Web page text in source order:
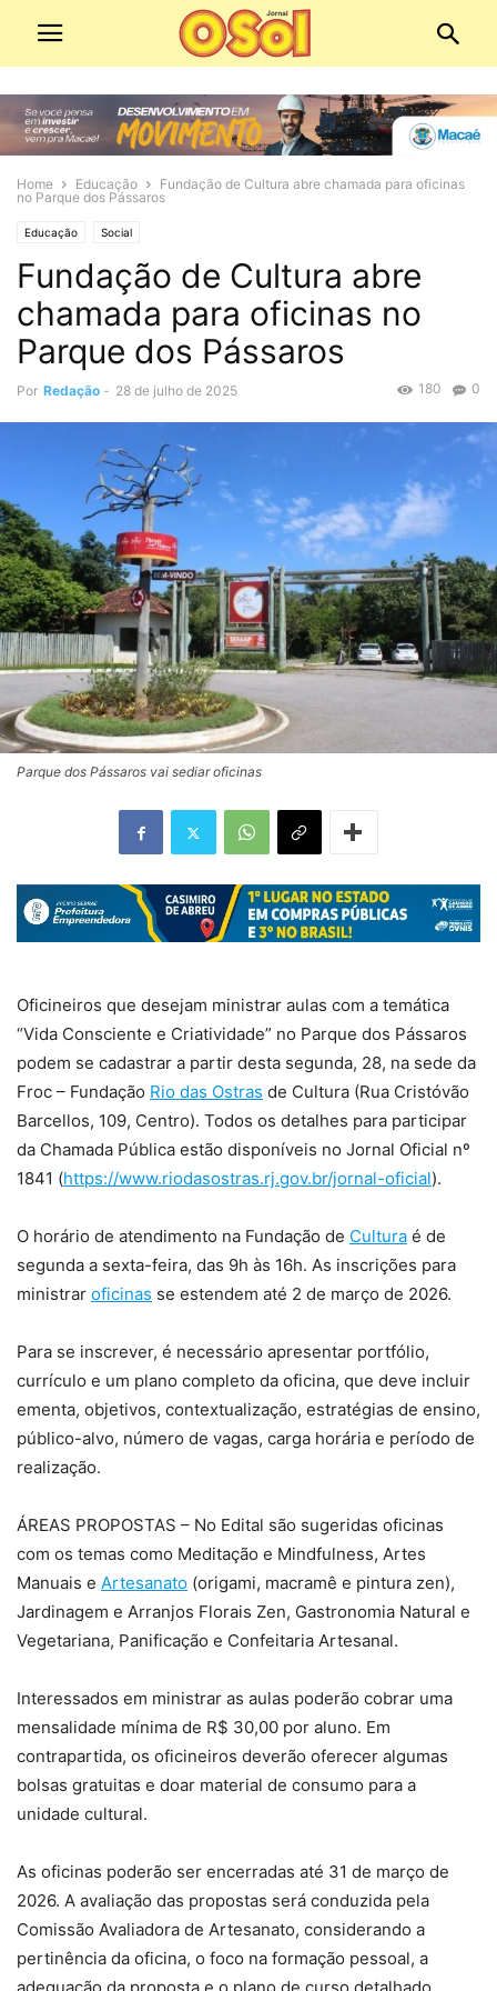
Home Educação
Fundação de Cultura abre chamada para oficinas
no Parque dos Pássaros
Educação Social
Fundação de Cultura abre
chamada para oficinas no
Parque dos Pássaros
Por Redação - 28 de julho de 2025 0
180
Parque dos Pássaros vai sediar oficinas
Oficineiros que desejam ministrar aulas com a temática
“Vida Consciente e Criatividade” no Parque dos Pássaros
podem se cadastrar a partir desta segunda, 28, na sede da
Froc – Fundação Rio das Ostras de Cultura (Rua Cristóvão
Barcellos, 109, Centro). Todos os detalhes para participar
da Chamada Pública estão disponíveis no Jornal Oficial nº
1841 (https://www.riodasostras.rj.gov.br/jornal-oficial).
O horário de atendimento na Fundação de Cultura é de
segunda a sexta-feira, das 9h às 16h. As inscrições para
ministrar oficinas se estendem até 2 de março de 2026.
Para se inscrever, é necessário apresentar portfólio,
currículo e um plano completo da oficina, que deve incluir
ementa, objetivos, contextualização, estratégias de ensino,
público-alvo, número de vagas, carga horária e período de
realização.
ÁREAS PROPOSTAS – No Edital são sugeridas oficinas
com os temas como Meditação e Mindfulness, Artes
Manuais e Artesanato (origami, macramê e pintura zen),
Jardinagem e Arranjos Florais Zen, Gastronomia Natural e
Vegetariana, Panificação e Confeitaria Artesanal.
Interessados em ministrar as aulas poderão cobrar uma
mensalidade mínima de R$ 30,00 por aluno. Em
contrapartida, os oficineiros deverão oferecer algumas
bolsas gratuitas e doar material de consumo para a
unidade cultural.
As oficinas poderão ser encerradas até 31 de março de
2026. A avaliação das propostas será conduzida pela
Comissão Avaliadora de Artesanato, considerando a
pertinência da oficina, o foco na formação pessoal, a